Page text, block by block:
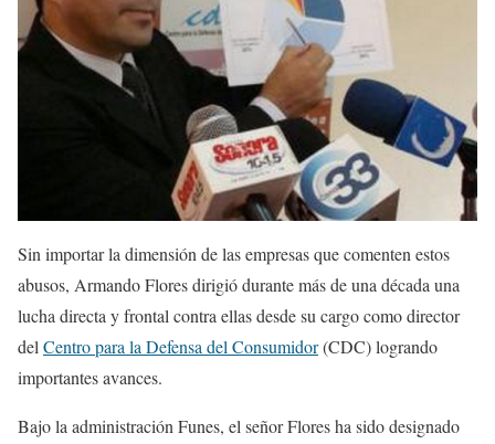
Sin importar la dimensión de las empresas que comenten estos
abusos, Armando Flores dirigió durante más de una década una
lucha directa y frontal contra ellas desde su cargo como director
del Centro para la Defensa del Consumidor(CDC) logrando
importantes avances.
Bajo la administración Funes, el señor Flores ha sido designado